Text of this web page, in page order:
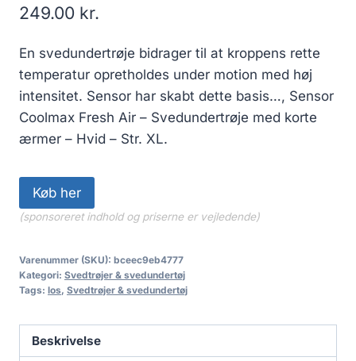
249.00 kr.
En svedundertrøje bidrager til at kroppens rette
temperatur opretholdes under motion med høj
intensitet. Sensor har skabt dette basis…, Sensor
Coolmax Fresh Air – Svedundertrøje med korte
ærmer – Hvid – Str. XL.
Køb her
(sponsoreret indhold og priserne er vejledende)
Varenummer (SKU): bceec9eb4777
Kategori: Svedtrøjer & svedundertøj
Tags: los, Svedtrøjer & svedundertøj
Beskrivelse